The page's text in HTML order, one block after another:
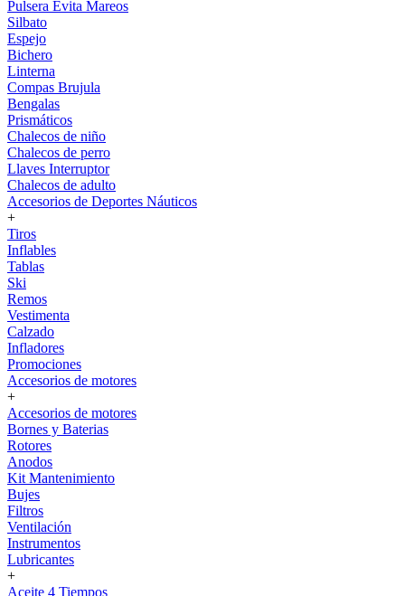
Pulsera Evita Mareos
Silbato
Espejo
Bichero
Linterna
Compas Brujula
Bengalas
Prismáticos
Chalecos de niño
Chalecos de perro
Llaves Interruptor
Chalecos de adulto
Accesorios de Deportes Náuticos
+
Tiros
Inflables
Tablas
Ski
Remos
Vestimenta
Calzado
Infladores
Promociones
Accesorios de motores
+
Accesorios de motores
Bornes y Baterias
Rotores
Anodos
Kit Mantenimiento
Bujes
Filtros
Ventilación
Instrumentos
Lubricantes
+
Aceite 4 Tiempos